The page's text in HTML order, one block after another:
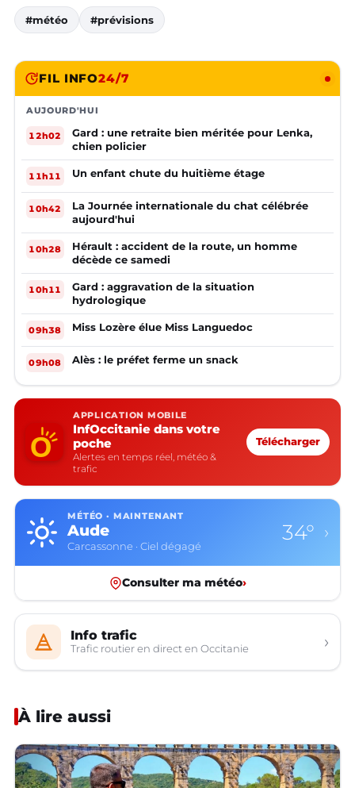
#météo #prévisions
FIL INFO24/7
AUJOURD'HUI
12h02
Gard : une retraite bien méritée pour Lenka,
chien policier
11h11 Un enfant chute du huitième étage
10h42
La Journée internationale du chat célébrée
aujourd'hui
10h28
Hérault : accident de la route, un homme
décède ce samedi
10h11
Gard : aggravation de la situation
hydrologique
09h38 Miss Lozère élue Miss Languedoc
09h08 Alès : le préfet ferme un snack
APPLICATION MOBILE
InfOccitanie dans votre
poche
Alertes en temps réel, météo &
trafic
Télécharger
MÉTÉO · MAINTENANT
Aude
Carcassonne · Ciel dégagé
34° ›
Consulter ma météo›
Info trafic
Trafic routier en direct en Occitanie ›
À lire aussi